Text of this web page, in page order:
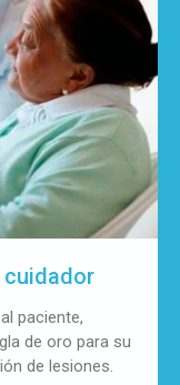
cuidador
paciente,
de oro para su
de lesiones.